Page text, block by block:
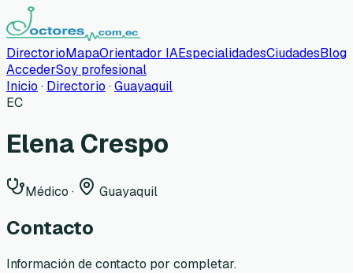
DirectorioMapaOrientador IAEspecialidadesCiudadesBlog
AccederSoy profesional
Inicio · Directorio ·Guayaquil
EC
Elena Crespo
Médico · Guayaquil
Contacto
Información de contacto por completar.